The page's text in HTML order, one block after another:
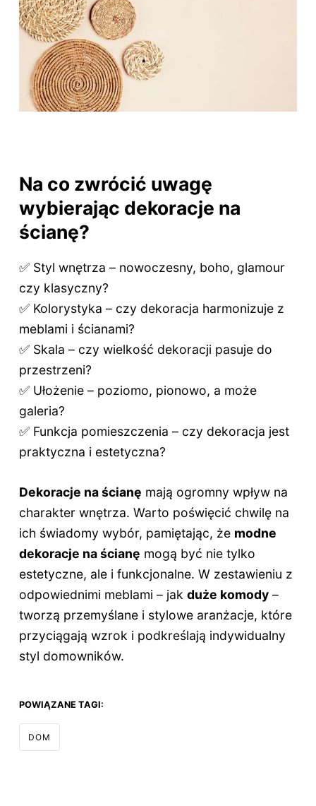
Na co zwrócić uwagę
wybierając dekoracje na
ścianę?
✅ Styl wnętrza – nowoczesny, boho, glamour
czy klasyczny?
✅ Kolorystyka – czy dekoracja harmonizuje z
meblami i ścianami?
✅ Skala – czy wielkość dekoracji pasuje do
przestrzeni?
✅ Ułożenie – poziomo, pionowo, a może
galeria?
✅ Funkcja pomieszczenia – czy dekoracja jest
praktyczna i estetyczna?
Dekoracje na ścianę mają ogromny wpływ na
charakter wnętrza. Warto poświęcić chwilę na
ich świadomy wybór, pamiętając, że modne
dekoracje na ścianę mogą być nie tylko
estetyczne, ale i funkcjonalne. W zestawieniu z
odpowiednimi meblami – jak duże komody–
tworzą przemyślane i stylowe aranżacje, które
przyciągają wzrok i podkreślają indywidualny
styl domowników.
POWIĄZANE TAGI:
DOM